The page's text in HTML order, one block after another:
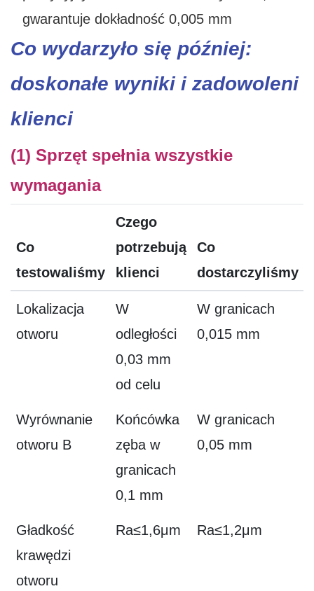
gwarantuje dokładność 0,005 mm
Co wydarzyło się później:
doskonałe wyniki i zadowoleni
klienci
(1) Sprzęt spełnia wszystkie
wymagania
Co
testowaliśmy
Czego
potrzebują
klienci
Co
dostarczyliśmy
Lokalizacja
otworu
W
odległości
0,03 mm
od celu
W granicach
0,015 mm
Wyrównanie
otworu B
Końcówka
zęba w
granicach
0,1 mm
W granicach
0,05 mm
Gładkość
krawędzi
otworu
Ra≤1,6μm Ra≤1,2μm